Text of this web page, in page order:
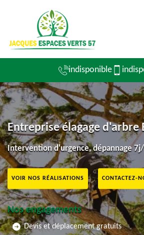
indisponible
Entreprise élagage d'arbre
Intervention d'urgence, dépannage
VOIR NOS RÉALISATIONS CONTACTEZ-
Nos engagements
Devis et déplacement gratuits